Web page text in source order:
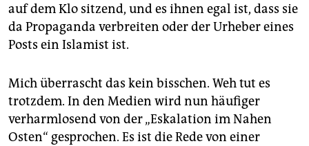
auf dem Klo sitzend, und es ihnen egal ist, dass sie
da Propaganda verbreiten oder der Urheber eines
Posts ein Islamist ist.
Mich überrascht das kein bisschen. Weh tut es
trotzdem. In den Medien wird nun häufiger
verharmlosend von der „Eskalation im Nahen
Osten“ gesprochen. Es ist die Rede von einer